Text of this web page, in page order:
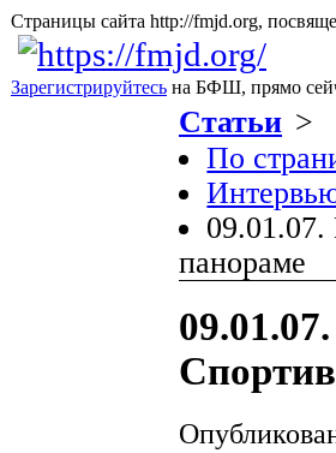
Страницы сайта http://fmjd.org,
Зарегистрируйтесь на БФШ, прямо
Статьи >
По
панораме